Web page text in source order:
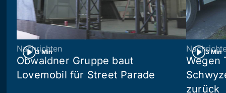
3 Min
Nachrichten
Obwaldner Gruppe baut
Lovemobil für Street Parade
3 Min
Wegen
zurück